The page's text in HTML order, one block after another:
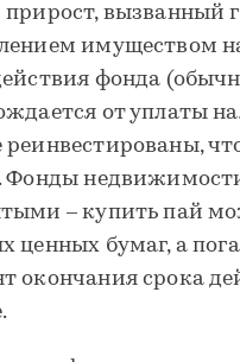
прирост, вызванный
имуществом
фонда
от уплаты
Фонды
– купить пай
ценных бумаг, а
окончания срока